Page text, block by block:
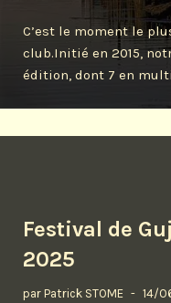
C’est le moment le
club.Initié en 2015,
édition, dont 7 en
Festival de
2025
par Patrick STOME 14/